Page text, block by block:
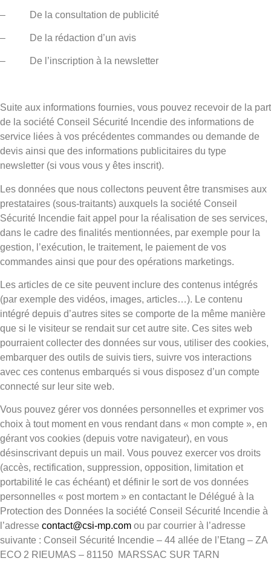
– De la consultation de publicité
– De la rédaction d’un avis
– De l’inscription à la newsletter
Suite aux informations fournies, vous pouvez recevoir de la part
de la société Conseil Sécurité Incendie des informations de
service liées à vos précédentes commandes ou demande de
devis ainsi que des informations publicitaires du type
newsletter (si vous vous y êtes inscrit).
Les données que nous collectons peuvent être transmises aux
prestataires (sous-traitants) auxquels la société Conseil
Sécurité Incendie fait appel pour la réalisation de ses services,
dans le cadre des finalités mentionnées, par exemple pour la
gestion, l’exécution, le traitement, le paiement de vos
commandes ainsi que pour des opérations marketings.
Les articles de ce site peuvent inclure des contenus intégrés
(par exemple des vidéos, images, articles…). Le contenu
intégré depuis d’autres sites se comporte de la même manière
que si le visiteur se rendait sur cet autre site. Ces sites web
pourraient collecter des données sur vous, utiliser des cookies,
embarquer des outils de suivis tiers, suivre vos interactions
avec ces contenus embarqués si vous disposez d’un compte
connecté sur leur site web.
Vous pouvez gérer vos données personnelles et exprimer vos
choix à tout moment en vous rendant dans « mon compte », en
gérant vos cookies (depuis votre navigateur), en vous
désinscrivant depuis un mail. Vous pouvez exercer vos droits
(accès, rectification, suppression, opposition, limitation et
portabilité le cas échéant) et définir le sort de vos données
personnelles « post mortem » en contactant le Délégué à la
Protection des Données la société Conseil Sécurité Incendie à
l’adresse contact@csi-mp.com ou par courrier à l’adresse
suivante : Conseil Sécurité Incendie – 44 allée de l’Etang – ZA
ECO 2 RIEUMAS – 81150 MARSSAC SUR TARN